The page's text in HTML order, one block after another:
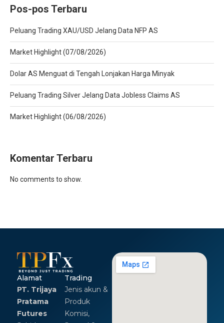
Pos-pos Terbaru
Peluang Trading XAU/USD Jelang Data NFP AS
Market Highlight (07/08/2026)
Dolar AS Menguat di Tengah Lonjakan Harga Minyak
Peluang Trading Silver Jelang Data Jobless Claims AS
Market Highlight (06/08/2026)
Komentar Terbaru
No comments to show.
Alamat
PT. Trijaya
Pratama
Futures
Trading
Jenis akun &
Produk
Komisi,